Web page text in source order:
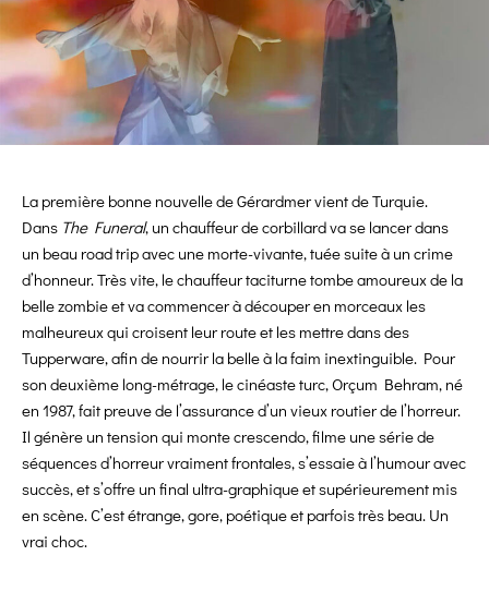
La première bonne nouvelle de Gérardmer vient de Turquie.
Dans The Funeral, un chauffeur de corbillard va se lancer dans
un beau road trip avec une morte-vivante, tuée suite à un crime
d’honneur. Très vite, le chauffeur taciturne tombe amoureux de la
belle zombie et va commencer à découper en morceaux les
malheureux qui croisent leur route et les mettre dans des
Tupperware, afin de nourrir la belle à la faim inextinguible. Pour
son deuxième long-métrage, le cinéaste turc, Orçum Behram, né
en 1987, fait preuve de l’assurance d’un vieux routier de l’horreur.
Il génère un tension qui monte crescendo, filme une série de
séquences d’horreur vraiment frontales, s’essaie à l’humour avec
succès, et s’offre un final ultra-graphique et supérieurement mis
en scène. C’est étrange, gore, poétique et parfois très beau. Un
vrai choc.